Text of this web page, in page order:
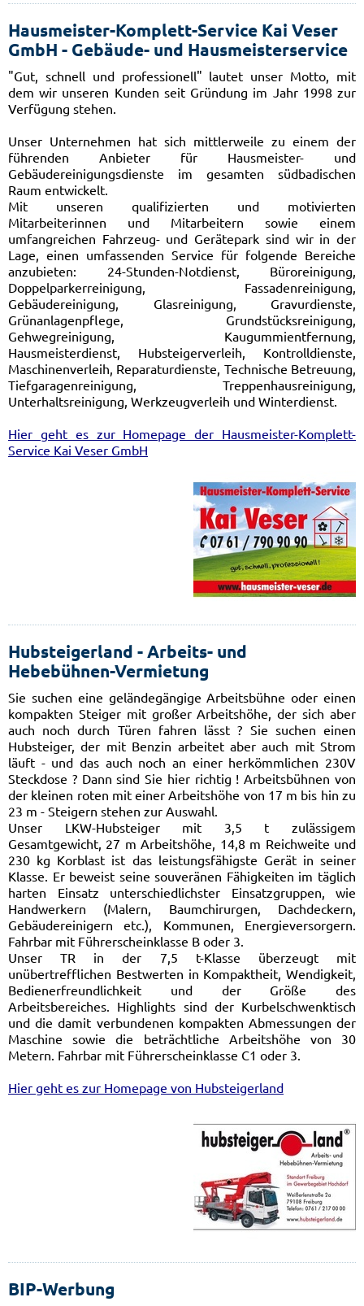
Hausmeister-Komplett-Service Kai Veser
GmbH - Gebäude- und Hausmeisterservice
"Gut, schnell und professionell" lautet unser Motto, mit
dem wir unseren Kunden seit Gründung im Jahr 1998 zur
Verfügung stehen.
Unser Unternehmen hat sich mittlerweile zu einem der
führenden Anbieter für Hausmeister- und
Gebäudereinigungsdienste im gesamten südbadischen
Raum entwickelt.
Mit unseren qualifizierten und motivierten
Mitarbeiterinnen und Mitarbeitern sowie einem
umfangreichen Fahrzeug- und Gerätepark sind wir in der
Lage, einen umfassenden Service für folgende Bereiche
anzubieten: 24-Stunden-Notdienst, Büroreinigung,
Doppelparkerreinigung, Fassadenreinigung,
Gebäudereinigung, Glasreinigung, Gravurdienste,
Grünanlagenpflege, Grundstücksreinigung,
Gehwegreinigung, Kaugummientfernung,
Hausmeisterdienst, Hubsteigerverleih, Kontrolldienste,
Maschinenverleih, Reparaturdienste, Technische Betreuung,
Tiefgaragenreinigung, Treppenhausreinigung,
Unterhaltsreinigung, Werkzeugverleih und Winterdienst.
Hier geht es zur Homepage der Hausmeister-Komplett-
Service Kai Veser GmbH
Hubsteigerland - Arbeits- und
Hebebühnen-Vermietung
Sie suchen eine geländegängige Arbeitsbühne oder einen
kompakten Steiger mit großer Arbeitshöhe, der sich aber
auch noch durch Türen fahren lässt ? Sie suchen einen
Hubsteiger, der mit Benzin arbeitet aber auch mit Strom
läuft - und das auch noch an einer herkömmlichen 230V
Steckdose ? Dann sind Sie hier richtig ! Arbeitsbühnen von
der kleinen roten mit einer Arbeitshöhe von 17 m bis hin zu
23 m - Steigern stehen zur Auswahl.
Unser LKW-Hubsteiger mit 3,5 t zulässigem
Gesamtgewicht, 27 m Arbeitshöhe, 14,8 m Reichweite und
230 kg Korblast ist das leistungsfähigste Gerät in seiner
Klasse. Er beweist seine souveränen Fähigkeiten im täglich
harten Einsatz unterschiedlichster Einsatzgruppen, wie
Handwerkern (Malern, Baumchirurgen, Dachdeckern,
Gebäudereinigern etc.), Kommunen, Energieversorgern.
Fahrbar mit Führerscheinklasse B oder 3.
Unser TR in der 7,5 t-Klasse überzeugt mit
unübertrefflichen Bestwerten in Kompaktheit, Wendigkeit,
Bedienerfreundlichkeit und der Größe des
Arbeitsbereiches. Highlights sind der Kurbelschwenktisch
und die damit verbundenen kompakten Abmessungen der
Maschine sowie die beträchtliche Arbeitshöhe von 30
Metern. Fahrbar mit Führerscheinklasse C1 oder 3.
Hier geht es zur Homepage von Hubsteigerland
BIP-Werbung